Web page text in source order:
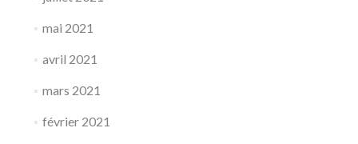
mai 2021
avril 2021
mars 2021
février 2021